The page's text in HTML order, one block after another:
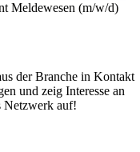
Meldewesen (m/w/d)
der Branche in Kontakt
und zeig Interesse an
Netzwerk auf!